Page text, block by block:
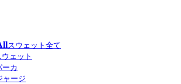
スウェット全て
ウェット
ーカ
ャージ